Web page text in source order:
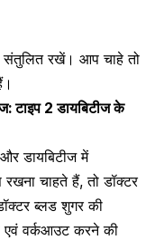
रखें। आप चाहे तो
टाइप 2 डायबिटीज के
डायबिटीज में
चाहते हैं, तो डॉक्टर
ब्लड शुगर की
एवं वर्कआउट करने की